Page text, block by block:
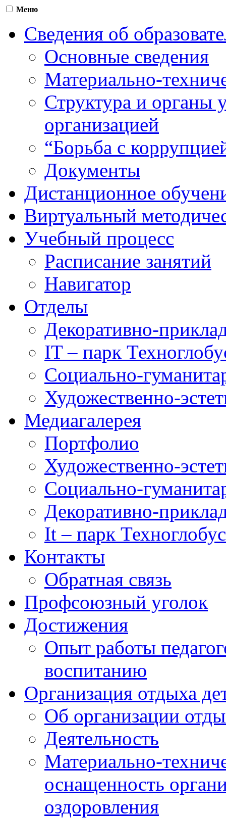
Меню
Сведения об
Основные сведения
Материально-
Структура и органы
организацией
“Борьба с
Документы
Дистанционное
Виртуальный
Учебный процесс
Расписание занятий
Навигатор
Отделы
Декоративно-
IT – парк
Социально-
Художественно-
Медиагалерея
Портфолио
Художественно-
Социально-
Декоративно-
It – парк Техноглобус
Контакты
Обратная связь
Профсоюзный уголок
Достижения
Опыт работы
воспитанию
Организация отдыха
Об организации
Деятельность
Материально-
оснащенность
оздоровления